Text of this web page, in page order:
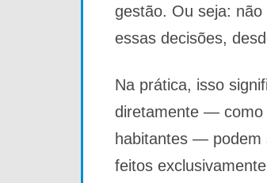
gestão. Ou seja:
essas decisões,
Na prática, isso
diretamente — como
habitantes — podem
feitos